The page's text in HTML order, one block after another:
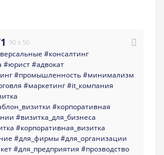
90 x 50
#консалтинг
#юрист#адвокат
#промышленность#минимализм
#маркетинг#it_компания
#корпоративная
#визитка_для_бизнеса
#корпоративная_визитка
#для_фирмы#для_организации
#для_предприятия #прозводство